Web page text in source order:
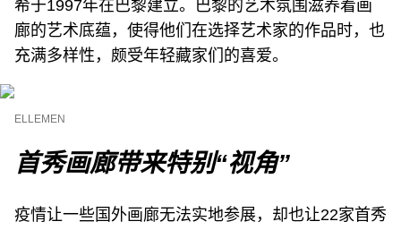
希于1997年在巴黎建立。巴黎的艺术氛围滋养着画
廊的艺术底蕴，使得他们在选择艺术家的作品时，也
充满多样性，颇受年轻藏家们的喜爱。
ELLEMEN
首秀画廊带来特别“视角”
疫情让一些国外画廊无法实地参展，却也让22家首秀